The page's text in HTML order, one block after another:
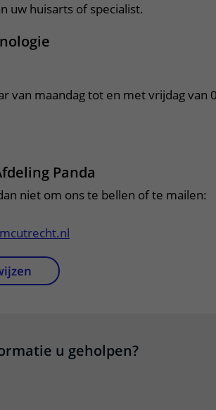
uw huisarts of specialist.
van maandag tot en met vrijdag van
Panda
niet om ons te bellen of te mailen:
u geholpen?